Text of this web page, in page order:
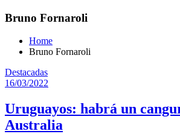
Bruno Fornaroli
Home
Bruno Fornaroli
Destacadas
16/03/2022
Uruguayos: habrá un
Australia